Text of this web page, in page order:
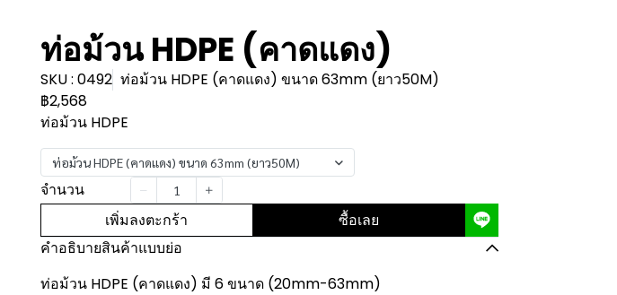
ท่อม้วน HDPE (คาดแดง)
SKU : 0492 ท่อม้วน HDPE (คาดแดง) ขนาด 63mm (ยาว50M)
฿2,568
ท่อม้วน HDPE
ท่อม้วน HDPE (คาดแดง) ขนาด 63mm (ยาว50M)
จำนวน
เพิ่มลงตะกร้า ซื้อเลย
คำอธิบายสินค้าแบบย่อ
ท่อม้วน HDPE (คาดแดง) มี 6 ขนาด (20mm-63mm)